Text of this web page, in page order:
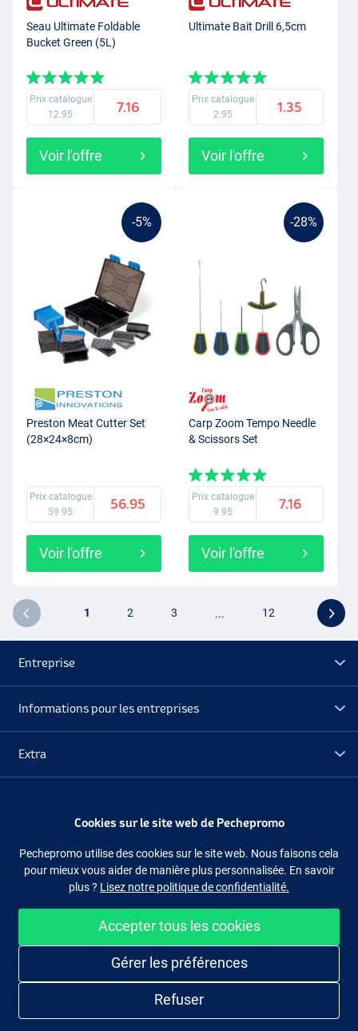
Seau Ultimate Foldable
Bucket Green (5L)
Prix catalogue
12.95
7.16
Voir l'offre
Ultimate Bait Drill 6,5cm
Prix catalogue
2.95
1.35
Voir l'offre
-5%
Preston Meat Cutter Set
(28×24×8cm)
Prix catalogue
59.95
56.95
Voir l'offre
-28%
Carp Zoom Tempo Needle
& Scissors Set
Prix catalogue
9.95
7.16
Voir l'offre
1 2 3 ... 12
Entreprise
Informations pour les entreprises
Extra
Suivez-nous Facebook Instagram
Cookies sur le site web de Pechepromo
Pechepromo utilise des cookies sur le site web. Nous faisons cela
pour mieux vous aider de manière plus personnalisée. En savoir
plus ? Lisez notre politique de confidentialité.
Accepter tous les cookies
Gérer les préférences
Refuser